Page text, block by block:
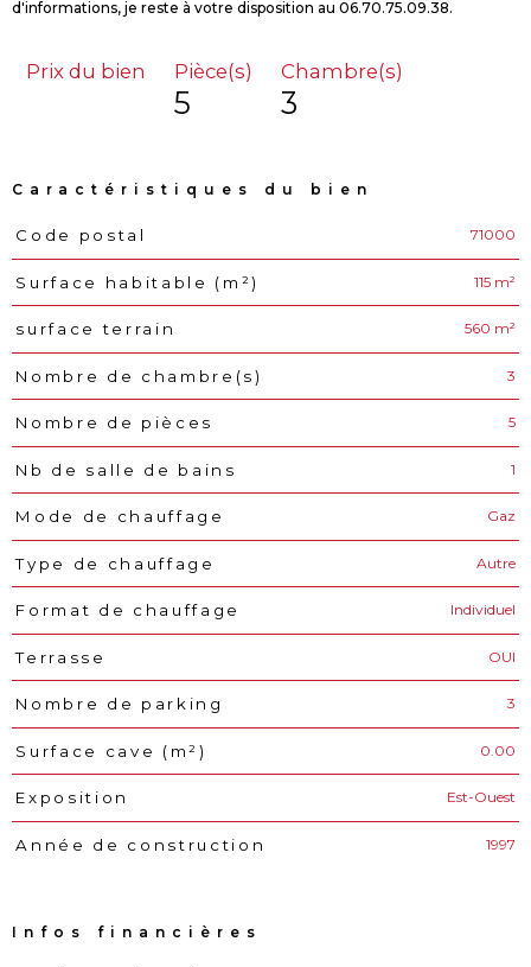
Prix du bien Pièce(s)
5
Chambre(s)
3
Caractéristiques du bien
Caractéristiques
Code postal 71000
Surface habitable (m²) 115 m²
surface terrain 560 m²
Nombre de chambre(s) 3
Nombre de pièces 5
Nb de salle de bains 1
Mode de chauffage Gaz
Type de chauffage Autre
Format de chauffage Individuel
Terrasse OUI
Nombre de parking 3
Surface cave (m²) 0.00
Exposition Est-Ouest
Année de construction 1997
Infos financières